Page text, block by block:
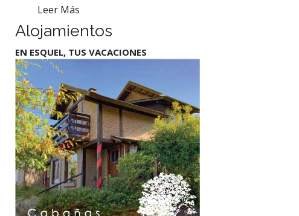
Leer Más
Alojamientos
EN ESQUEL, TUS VACACIONES